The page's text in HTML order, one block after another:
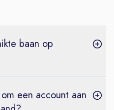
baan op
een account aan